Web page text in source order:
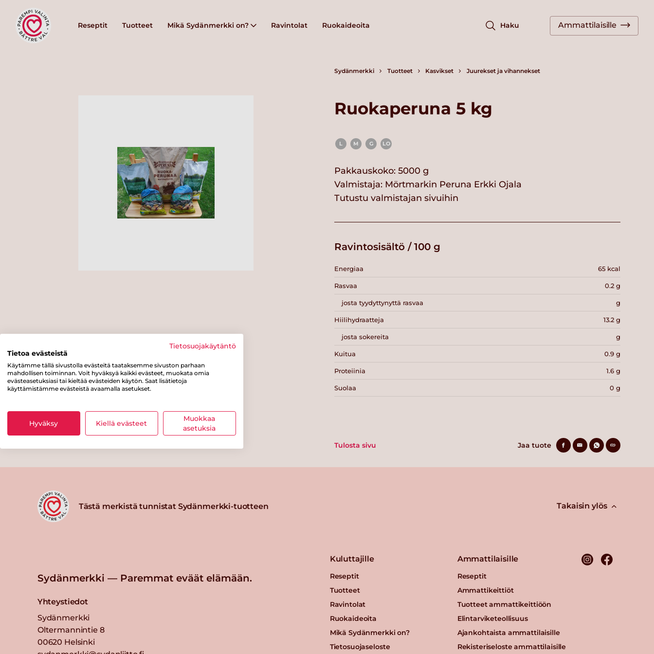
Reseptit Tuotteet Mikä Sydänmerkki on? Ravintolat Ruokaideoita Haku Ammattilaisille
Sydänmerkki Tuotteet Kasvikset Juurekset ja vihannekset
Ruokaperuna 5 kg
L M G LO
Pakkauskoko: 5000 g
Valmistaja: Mörtmarkin Peruna Erkki Ojala
Tutustu valmistajan sivuihin
Ravintosisältö / 100 g
Energiaa 65 kcal
Rasvaa 0.2 g
josta tyydyttynyttä rasvaa g
Hiilihydraatteja 13.2 g
josta sokereita g
Kuitua 0.9 g
Proteiinia 1.6 g
Suolaa 0 g
Tulosta sivu Jaa tuote
Tästä merkistä tunnistat Sydänmerkki-tuotteen Takaisin ylös
Sydänmerkki — Paremmat eväät elämään.
Yhteystiedot
Sydänmerkki
Oltermannintie 8
00620 Helsinki
Kuluttajille
Reseptit
Tuotteet
Ravintolat
Ruokaideoita
Mikä Sydänmerkki on?
Tietosuojaseloste
Ammattilaisille
Reseptit
Ammattikeittiöt
Tuotteet ammattikeittiöön
Elintarviketeollisuus
Ajankohtaista ammattilaisille
Rekisteriseloste ammattilaisille
Tietosuojakäytäntö
Tietoa evästeistä
Käytämme tällä sivustolla evästeitä taataksemme sivuston parhaan
mahdollisen toiminnan. Voit hyväksyä kaikki evästeet, muokata omia
evästeasetuksiasi tai kieltää evästeiden käytön. Saat lisätietoja
käyttämistämme evästeistä avaamalla asetukset.
Hyväksy Kiellä evästeet
Muokkaa
asetuksia